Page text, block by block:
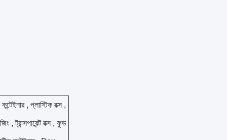
, প্লাস্টিক বক্স ,
, ট্রান্সপারেন্ট বক্স , ফুড